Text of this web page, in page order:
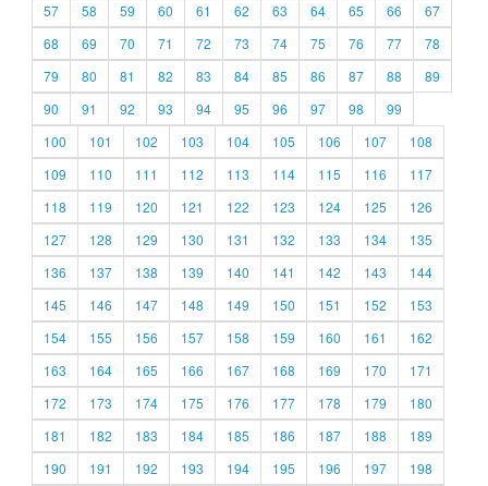
57
58 59 60 61 62 63 64 65 66
67
68
69 70 71 72 73 74 75 76 77
78
79
80 81 82 83 84 85 86 87 88
89
90
91 92 93 94 95 96 97 98
99
100
101 102 103 104 105 106 107
108
109
110 111 112 113 114 115 116
117
118
119 120 121 122 123 124 125
126
127
128 129 130 131 132 133 134
135
136
137 138 139 140 141 142 143
144
145
146 147 148 149 150 151 152
153
154
155 156 157 158 159 160 161
162
163
164 165 166 167 168 169 170
171
172
173 174 175 176 177 178 179
180
181
182 183 184 185 186 187 188
189
190
191 192 193 194 195 196 197
198